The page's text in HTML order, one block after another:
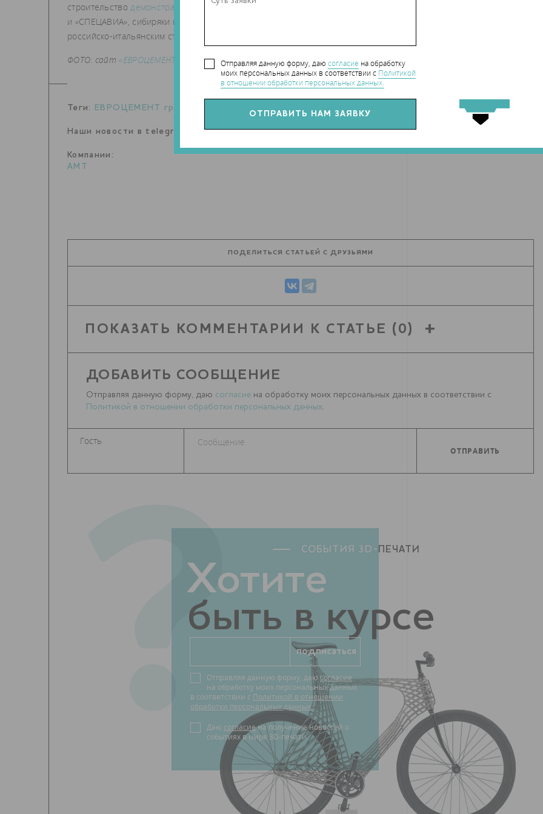
Отправляя данную форму, даю согласие на обработку
моих персональных данных в соответствии с Политикой
в отношении обработки персональных данных.
строительстводемонстрационного домав Ступино, а затем включилась в благотворительный проект в США. И
и «СПЕЦАВИА», сибиряки пошли по пути кооперации с производителем сырья. Сегодня Apis Cor сотрудничает с
российско-итальянским стартапом
ФОТО: сайт«ЕВРОЦЕМЕНТ груп»
Теги: ЕВРОЦЕМЕНТ груп
Наши новости в telegram канале:t.me/Techart_CaseStudy
Компании:
АМТ
ПОДЕЛИТЬСЯ СТАТЬЕЙ С ДРУЗЬЯМИ
ПОКАЗАТЬ КОММЕНТАРИИ К СТАТЬЕ (0)
ДОБАВИТЬ СООБЩЕНИЕ
Отправляя данную форму, даю согласие на обработку моих персональных данных в соответствии с
Политикой в отношении обработки персональных данных.
?
Хотите
быть в курсе
СОБЫТИЯ 3D- ПЕЧАТИ
Отправляя данную форму, даюсогласие
на обработку моих персональных данных
в соответствии с Политикой в отношении
обработки персональных данных.
Даю согласиена получение новостей о
событиях в мире 3D-печати.